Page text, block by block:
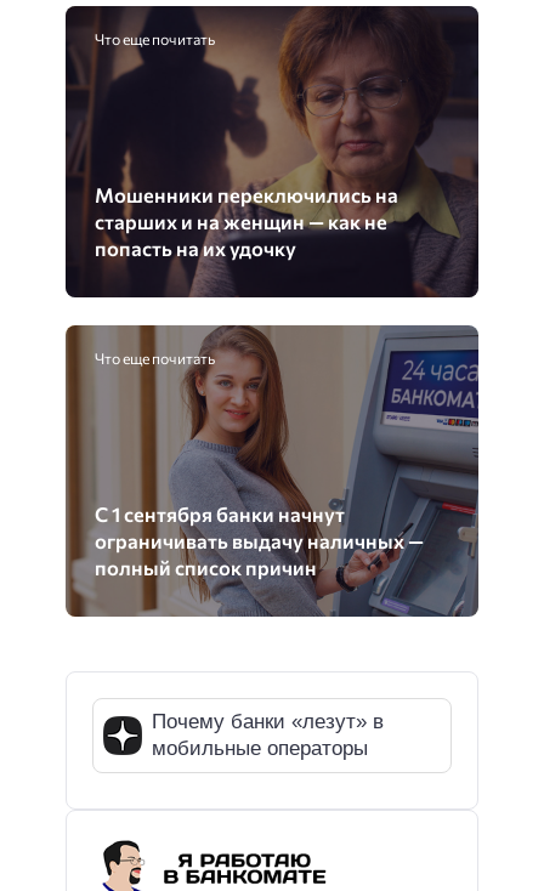
Что еще почитать
Мошенники переключились на
старших и на женщин — как не
попасть на их удочку
Что еще почитать
С 1 сентября банки начнут
ограничивать выдачу наличных —
полный список причин
Почему банки «лезут» в
мобильные операторы